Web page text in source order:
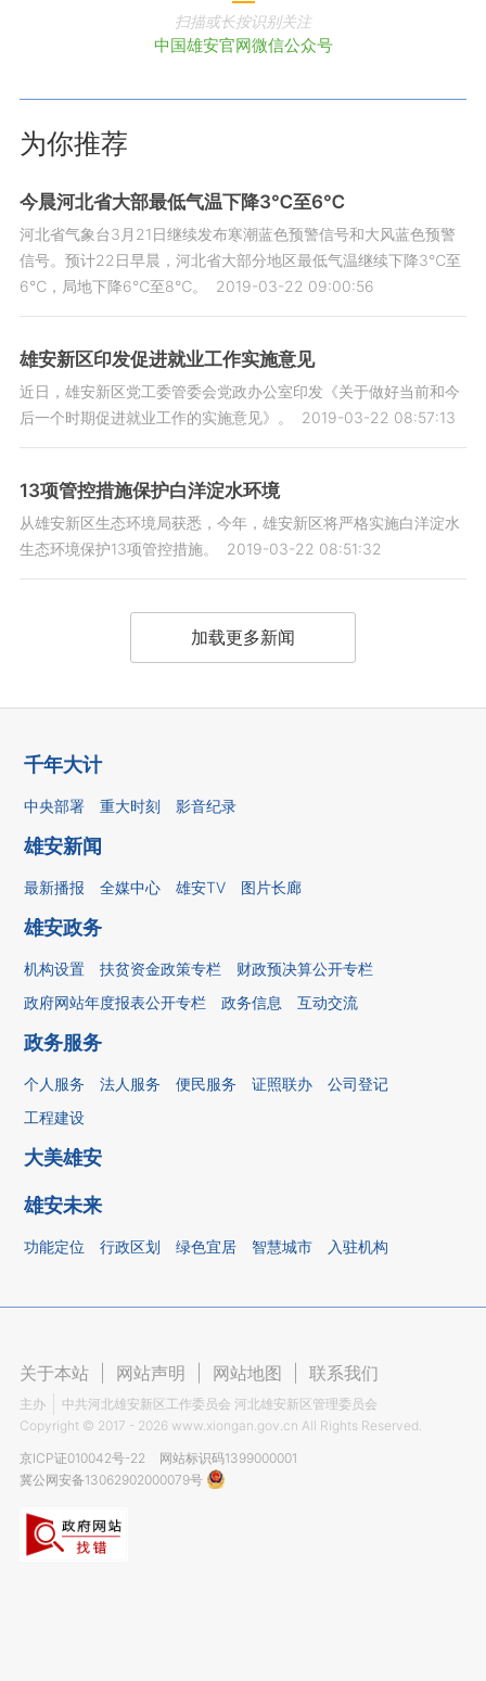
扫描或长按识别关注
中国雄安官网微信公众号
为你推荐
今晨河北省大部最低气温下降3℃至6℃
河北省气象台3月21日继续发布寒潮蓝色预警信号和大风蓝色预警
信号。预计22日早晨，河北省大部分地区最低气温继续下降3℃至
6℃，局地下降6℃至8℃。
2019-03-22 09:00:56
雄安新区印发促进就业工作实施意见
近日，雄安新区党工委管委会党政办公室印发《关于做好当前和今
后一个时期促进就业工作的实施意见》。
2019-03-22 08:57:13
13项管控措施保护白洋淀水环境
从雄安新区生态环境局获悉，今年，雄安新区将严格实施白洋淀水
生态环境保护13项管控措施。
2019-03-22 08:51:32
加载更多新闻
千年大计
中央部署 重大时刻 影音纪录
雄安新闻
最新播报 全媒中心 雄安TV 图片长廊
雄安政务
机构设置 扶贫资金政策专栏
财政预决算公开专栏
政府网站年度报表公开专栏
政务信息 互动交流
政务服务
个人服务 法人服务 便民服务 证照联办
公司登记
工程建设
大美雄安
雄安未来
功能定位 行政区划 绿色宜居 智慧城市 入驻机构
关于本站 网站声明 网站地图 联系我们
主办
中共河北雄安新区工作委员会 河北雄安新区管理委员会
Copyright © 2017 - 2026 www.xiongan.gov.cn All Rights Reserved.
京ICP证010042号-22
网站标识码1399000001
冀公网安备13062902000079号